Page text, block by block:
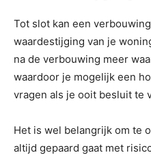
Tot slot kan een
waardestijging van je
na de verbouwing meer
waardoor je mogelijk een
vragen als je ooit besluit te
Het is wel belangrijk om te
altijd gepaard gaat met